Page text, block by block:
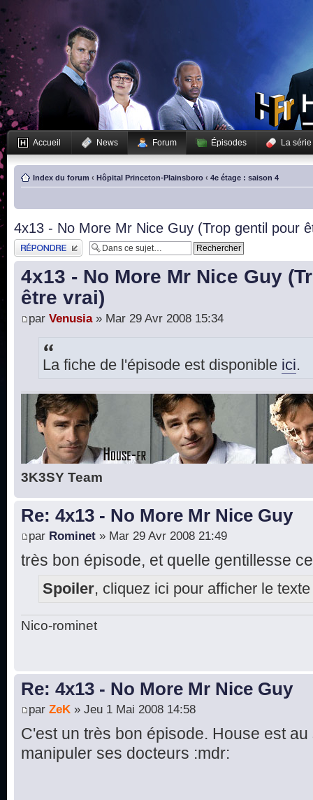
Accueil News Forum Épisodes La série
Index du forum ‹ Hôpital Princeton-Plainsboro ‹ 4e étage : saison 4
4x13 - No More Mr Nice Guy (Trop gentil pour
Publier une réponse
4x13 - No More Mr Nice Guy
être vrai)
par Venusia» Mar 29 Avr 2008 15:34
La fiche de l'épisode est disponible ici.
3K3SY Team
Re: 4x13 - No More Mr Nice Guy
par Rominet » Mar 29 Avr 2008 21:49
très bon épisode, et quelle gentillesse
Spoiler, cliquez ici pour afficher le texte
Nico-rominet
Re: 4x13 - No More Mr Nice Guy
par ZeK » Jeu 1 Mai 2008 14:58
C'est un très bon épisode. House est
manipuler ses docteurs :mdr: